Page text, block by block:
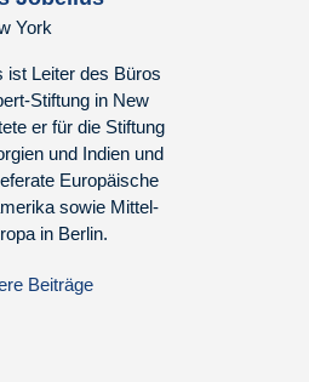
York
ist Leiter des Büros
Stiftung in New
er für die Stiftung
und Indien und
Europäische
sowie Mittel-
in Berlin.
Beiträge